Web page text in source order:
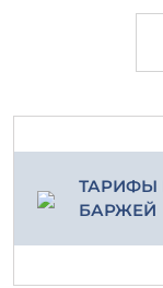
ТАРИФЫ
БАРЖЕЙ